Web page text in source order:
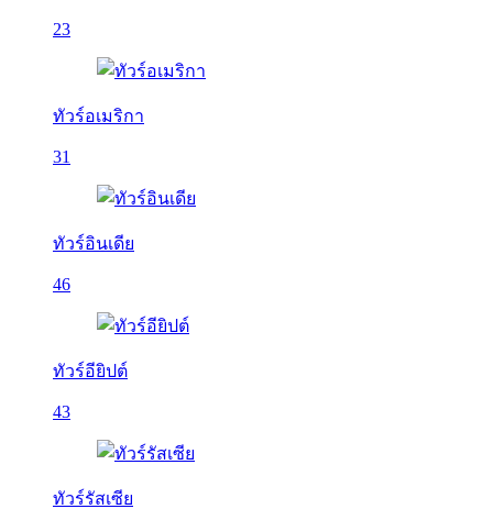
23
ทัวร์อเมริกา
31
ทัวร์อินเดีย
46
ทัวร์อียิปต์
43
ทัวร์รัสเซีย